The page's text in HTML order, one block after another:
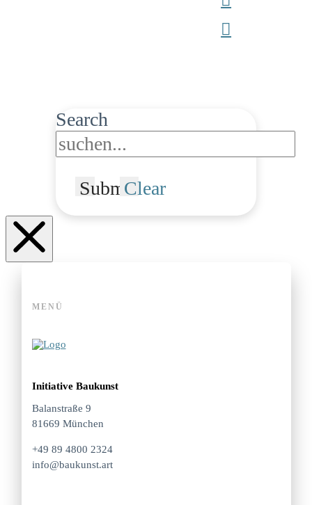
Search
SubmitClear
MENÜ
Initiative Baukunst
Balanstraße 9
81669 München
+49 89 4800 2324
info@baukunst.art